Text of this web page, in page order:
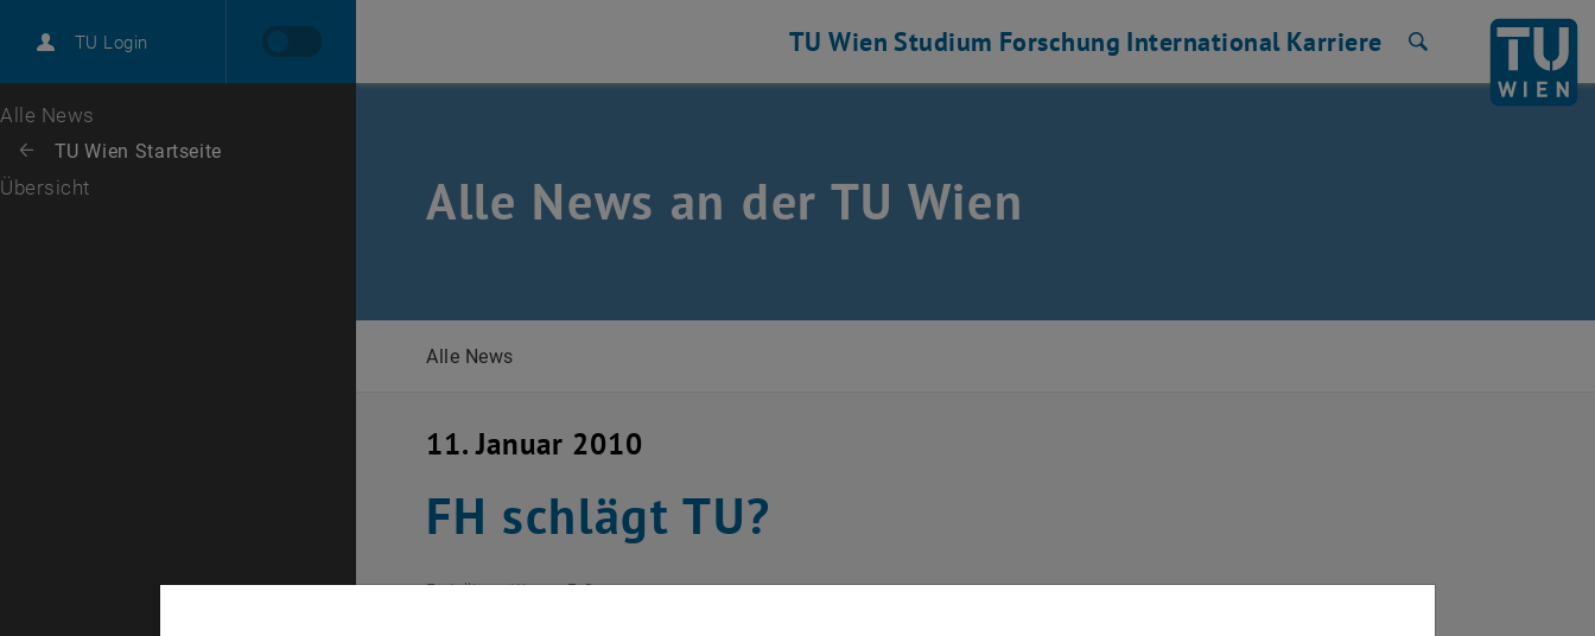
TU Login
Karriere
Zur 1. Menü Ebene
Alle News
Zurück: Subseiten von TU Wien Startseite auflisten
Zurück zur letzten Ebene:
TU Wien Startseite
Übersicht
TU Wien Studium Forschung International Karriere
Alle News an der TU Wien
Alle News
11. Januar 2010
FH schlägt TU?
Erstellt vonWerner F. Sommer